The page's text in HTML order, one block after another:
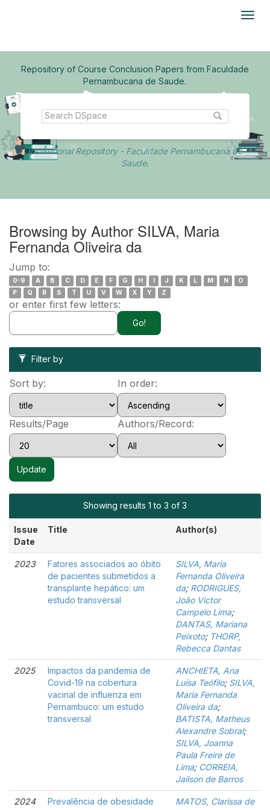
Repository of Course Conclusion Papers from Faculdade
Pernambucana de Saude.
Institutional Repository - Faculdade Pernambucana de
Saude.
Browsing by Author SILVA, Maria
Fernanda Oliveira da
Jump to:
0-9 A B C D E F G H I J K L M N
O
P
Q R S T U V W X Y Z
or enter first few letters:
Filter by
Sort by: In order:
Results/Page Authors/Record:
Showing results 1 to 3 of 3
Issue
Date
Title Author(s)
2023
Fatores associados ao óbito
de pacientes submetidos a
transplante hepático: um
estudo transversal
SILVA, Maria
Fernanda Oliveira
da; RODRIGUES,
João Victor
Campelo Lima;
DANTAS, Mariana
Peixoto; THORP,
Rebecca Dantas
2025
Impactos da pandemia de
Covid-19 na cobertura
vacinal de influenza em
Pernambuco: um estudo
transversal
ANCHIETA, Ana
Luísa Teófilo; SILVA,
Maria Fernanda
Oliveira da;
BATISTA, Matheus
Alexandre Sobral;
SILVA, Joanna
Paula Freire de
Lima; CORREIA,
Jailson de Barros
2024
Prevalência de obesidade
MATOS, Clarissa de